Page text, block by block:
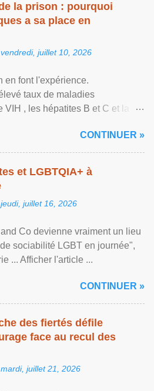
la prison : pourquoi
a sa place en
vendredi, juillet 10, 2026
en font l'expérience.
taux de maladies
, les hépatites B et C et la ...
CONTINUER »
et LGBTQIA+ à
jeudi, juillet 16, 2026
Co devienne vraiment un lieu
sociabilité LGBT en journée",
... Afficher l'article ...
CONTINUER »
des fiertés défile
face au recul des
mardi, juillet 21, 2026